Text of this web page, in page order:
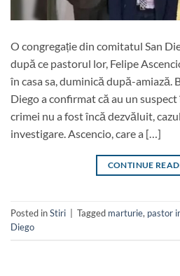
O congregație din comitatul San
după ce pastorul lor, Felipe
în casa sa, duminică după-amiază.
Diego a confirmat că au un
crimei nu a fost încă dezvăluit,
investigare. Ascencio, care a […]
CONTINUE
Posted inStiri Tagged marturie, pastor
Diego